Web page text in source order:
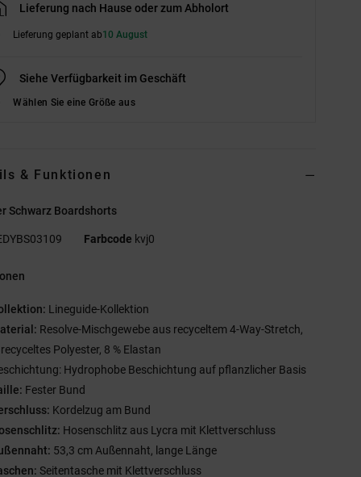
Lieferung nach Hause oder zum Abholort
Lieferung geplant ab10 August
Siehe Verfügbarkeit im Geschäft
Wählen Sie eine Größe aus
& Funktionen
Schwarz Boardshorts
Farbcode kvj0
Lineguide-Kollektion
Resolve-Mischgewebe aus recyceltem 4-Way-Stretch,
recyceltes Polyester, 8 % Elastan
Hydrophobe Beschichtung auf pflanzlicher Basis
Fester Bund
Kordelzug am Bund
Hosenschlitz aus Lycra mit Klettverschluss
53,3 cm Außennaht, lange Länge
Seitentasche mit Klettverschluss